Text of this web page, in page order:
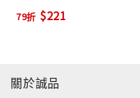
79折 $221
關於誠品